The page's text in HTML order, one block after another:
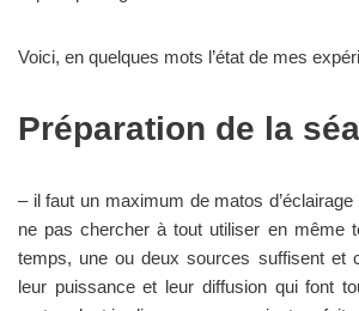
Voici, en quelques mots l’état de mes
Préparation de la
– il faut un maximum de matos
ne pas chercher à tout utiliser en même
temps, une ou deux sources suffisent et
leur puissance et leur diffusion qui font